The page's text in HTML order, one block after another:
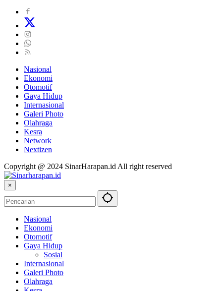
Nasional
Ekonomi
Otomotif
Gaya Hidup
Internasional
Galeri Photo
Olahraga
Kesra
Network
Nextizen
Copyright @ 2024 SinarHarapan.id All right reserved
×
Nasional
Ekonomi
Otomotif
Gaya Hidup
Sosial
Internasional
Galeri Photo
Olahraga